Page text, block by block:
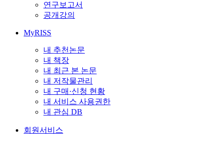
연구보고서
공개강의
MyRISS
내 추천논문
내 책장
내 최근 본 논문
내 저작물관리
내 구매·신청 현황
내 서비스 사용권한
내 관심 DB
회원서비스